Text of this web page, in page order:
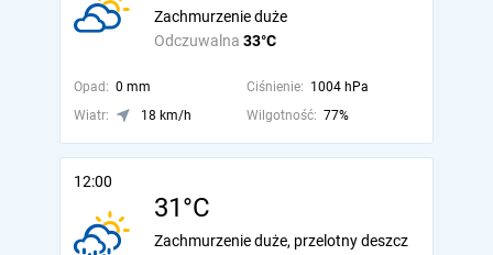
Odczuwalna 33°C
Zachmurzenie duże
Opad: 0 mm Ciśnienie: 1004 hPa
Wiatr:
18 km/h Wilgotność: 77%
12:00
31°C
Zachmurzenie duże, przelotny deszcz